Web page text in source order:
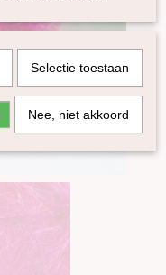
Selectie toestaan
Nee, niet akkoord